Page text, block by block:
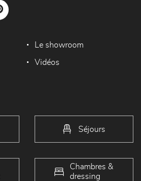
Le showroom
Vidéos
Séjours
Chambres &
dressing